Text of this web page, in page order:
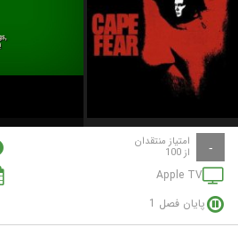
- امتیاز منتقدان
از 100
Apple TV
پایان فصل 1